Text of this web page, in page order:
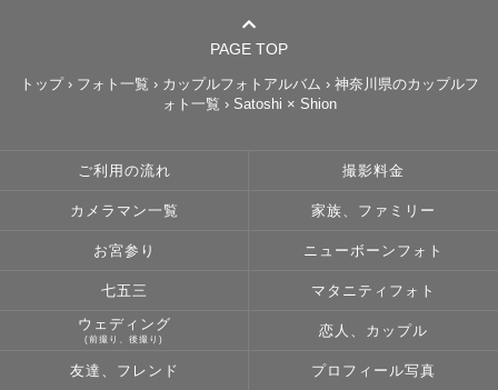
7月中はお試し価格になっています。
指名料は変動があります あらかじめご了承ください
◆ニューボーンフォト🍼
産まれる前からたくさんの愛情を注ぎ、育て、そして命を
かけての出産。
PAGE TOP
トップ› フォト一覧 › カップルフォトアルバム › 神奈川県のカップルフ
ォト一覧 › Satoshi × Shion
ご利用の流れ 撮影料金
カメラマン一覧 家族、ファミリー
お宮参り ニューボーンフォト
七五三 マタニティフォト
ウェディング
(前撮り、後撮り)
恋人、カップル
友達、フレンド プロフィール写真